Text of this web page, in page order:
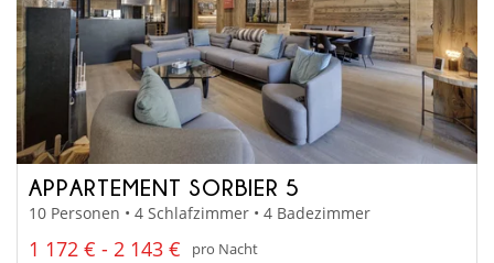
APPARTEMENT SORBIER 5
10 Personen • 4 Schlafzimmer • 4 Badezimmer
1 172 € - 2 143 €
pro Nacht